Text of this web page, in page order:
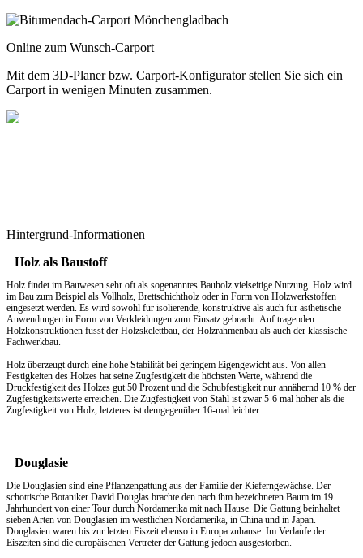
Online zum Wunsch-Carport
Mit dem 3D-Planerbzw. Carport-Konfiguratorstellen Sie sich ein
Carport in wenigen Minuten zusammen.
Hintergrund-Informationen
Holz als Baustoff
Holz findet im Bauwesen sehr oft als sogenanntes Bauholz vielseitige Nutzung. Holz wird
im Bau zum Beispiel als Vollholz, Brettschichtholz oder in Form von Holzwerkstoffen
eingesetzt werden. Es wird sowohl für isolierende, konstruktive als auch für ästhetische
Anwendungen in Form von Verkleidungen zum Einsatz gebracht. Auf tragenden
Holzkonstruktionen fusst der Holzskelettbau, der Holzrahmenbau als auch der klassische
Fachwerkbau.
Holz überzeugt durch eine hohe Stabilität bei geringem Eigengewicht aus. Von allen
Festigkeiten des Holzes hat seine Zugfestigkeit die höchsten Werte, während die
Druckfestigkeit des Holzes gut 50 Prozent und die Schubfestigkeit nur annähernd 10 % der
Zugfestigkeitswerte erreichen. Die Zugfestigkeit von Stahl ist zwar 5-6 mal höher als die
Zugfestigkeit von Holz, letzteres ist demgegenüber 16-mal leichter.
Douglasie
Die Douglasien sind eine Pflanzengattung aus der Familie der Kieferngewächse. Der
schottische Botaniker David Douglas brachte den nach ihm bezeichneten Baum im 19.
Jahrhundert von einer Tour durch Nordamerika mit nach Hause. Die Gattung beinhaltet
sieben Arten von Douglasien im westlichen Nordamerika, in China und in Japan.
Douglasien waren bis zur letzten Eiszeit ebenso in Europa zuhause. Im Verlaufe der
Eiszeiten sind die europäischen Vertreter der Gattung jedoch ausgestorben.